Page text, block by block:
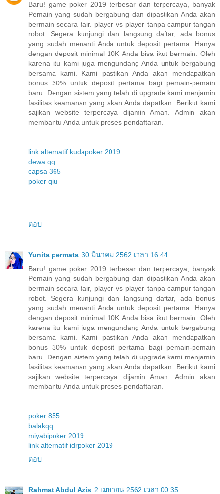
Baru! game poker 2019 terbesar dan terpercaya, banyak
Pemain yang sudah bergabung dan dipastikan Anda akan
bermain secara fair, player vs player tanpa campur tangan
robot. Segera kunjungi dan langsung daftar, ada bonus
yang sudah menanti Anda untuk deposit pertama. Hanya
dengan deposit minimal 10K Anda bisa ikut bermain. Oleh
karena itu kami juga mengundang Anda untuk bergabung
bersama kami. Kami pastikan Anda akan mendapatkan
bonus 30% untuk deposit pertama bagi pemain-pemain
baru. Dengan sistem yang telah di upgrade kami menjamin
fasilitas keamanan yang akan Anda dapatkan. Berikut kami
sajikan website terpercaya dijamin Aman. Admin akan
membantu Anda untuk proses pendaftaran.
link alternatif kudapoker 2019
dewa qq
capsa 365
poker qiu
ตอบ
Yunita permata 30 มีนาคม 2562 เวลา 16:44
Baru! game poker 2019 terbesar dan terpercaya, banyak
Pemain yang sudah bergabung dan dipastikan Anda akan
bermain secara fair, player vs player tanpa campur tangan
robot. Segera kunjungi dan langsung daftar, ada bonus
yang sudah menanti Anda untuk deposit pertama. Hanya
dengan deposit minimal 10K Anda bisa ikut bermain. Oleh
karena itu kami juga mengundang Anda untuk bergabung
bersama kami. Kami pastikan Anda akan mendapatkan
bonus 30% untuk deposit pertama bagi pemain-pemain
baru. Dengan sistem yang telah di upgrade kami menjamin
fasilitas keamanan yang akan Anda dapatkan. Berikut kami
sajikan website terpercaya dijamin Aman. Admin akan
membantu Anda untuk proses pendaftaran.
poker 855
balakqq
miyabipoker 2019
link alternatif idrpoker 2019
ตอบ
Rahmat Abdul Azis 2 เมษายน 2562 เวลา 00:35